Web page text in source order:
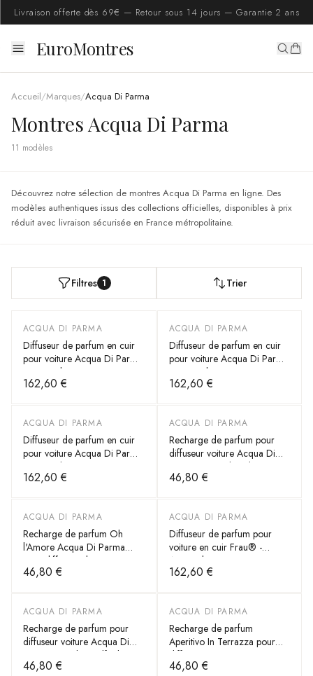
Livraison offerte dès 69€ — Retour sous 14 jours — Garantie 2 ans
EuroMontres
Accueil/Marques/Acqua Di Parma
Montres Acqua Di Parma
11 modèles
Découvrez notre sélection de montres Acqua Di Parma en ligne. Des
modèles authentiques issus des collections officielles, disponibles à prix
réduit avec livraison sécurisée en France métropolitaine.
Filtres 1 Trier
ACQUA DI PARMA
Diffuseur de parfum en cuir
pour voiture Acqua Di Parma
meets Poltona Frau
162,60 €
ACQUA DI PARMA
Diffuseur de parfum en cuir
pour voiture Acqua Di Parma
meets Poltona Frau
162,60 €
ACQUA DI PARMA
Diffuseur de parfum en cuir
pour voiture Acqua Di Parma
meets Poltona Frau
162,60 €
ACQUA DI PARMA
Recharge de parfum pour
diffuseur voiture Acqua Di
Parma - Luce di Colonia -
Réf. 62234
46,80 €
ACQUA DI PARMA
Recharge de parfum Oh
l'Amore Acqua Di Parma
pour diffuseur de voiture -
Réf. 62225
46,80 €
ACQUA DI PARMA
Diffuseur de parfum pour
voiture en cuir Frau® -
Acqua di Parma meets
Poltrona Frau - Jaune, Gris
162,60 €
ACQUA DI PARMA
Recharge de parfum pour
diffuseur voiture Acqua Di
Parma Fico di Amalfi Blue
Mediterraneo - Réf. 62229
46,80 €
ACQUA DI PARMA
Recharge de parfum
Aperitivo In Terrazza pour
diffuseur voiture Acqua Di
Parma - Réf. 62233
46,80 €